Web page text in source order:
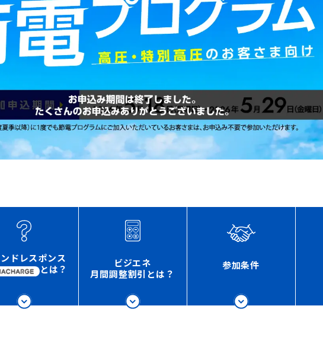
・CM ニュース よくあるご質問・お問い合わせ
ドレスポンス
とは？
ビジエネ
月間調整割引とは？
参加条件